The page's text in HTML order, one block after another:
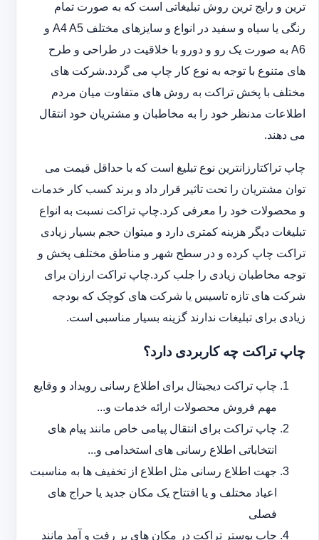
ترین و رایج ترین روش تبلیغاتی است که به صورت تمام
رنگی یا سیاه و سفید در انواع و سایزهای مختلف A4 A5 و
A6 به صورت یک رو و دورو با خلاقیت در طراحی و طرح
های متنوع با توجه به نوع کار چاپ می گردد.شرکت های
مختلف با پخش تراکت به روش های متفاوت میان مردم
اطلاعات مدنظر خود را به مخاطبان و مشتریان خود انتقال
می دهند.
چاپ تراکت‏ارزانترین نوع تبلیغ است که با حداقل قیمت می
توان مشتریان را تحت تاثیر قرار داد و برند کسب کار خدمات
و محصولات خود را معرفی کرد.چاپ تراکت نسبت به انواع
تبلیغات دیگر هزینه کمتری دارد و می‎توان حجم بسیار زیادی
تراکت چاپ کرده و در سطح شهر و مناطق مختلف پخش و
توجه مخاطبان زیادی را جلب کرد.چاپ تراکت ارزان برای
شرکت های تازه تاسیس یا شرکت های کوچک که بودجه
زیادی برای تبلیغات ندارند گزینه بسیار مناسبی است.
چاپ تراکت چه کاربردی دارد؟
چاپ تراکت دیجیتال برای اطلاع رسانی رویداد و وقایع
مهم فروش محصولات ارائه خدمات و...
چاپ تراکت برای انتقال پیامی خاص مانند پیام های
انتخاباتی اطلاع رسانی های استخدامی و...
جهت اطلاع رسانی مثل اطلاع از تخفیف ها به مناسبت
اعیاد مختلف و یا افتتاح یک مکان جدید یا حراج های
فصلی
چاپ پوستر تراکت در مکان های پر رفت و آمد مانند